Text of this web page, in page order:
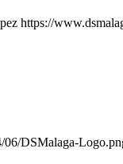
https://
06/DSMalaga-